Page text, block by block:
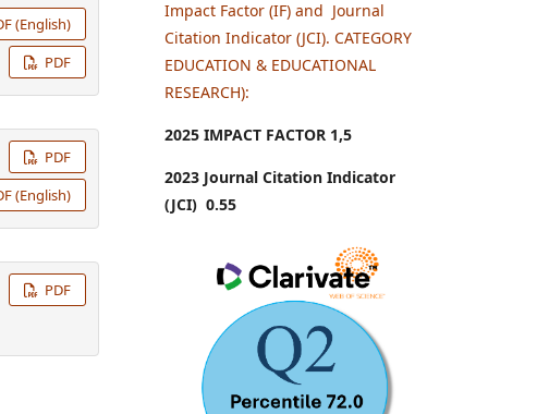
(English)
PDF
PDF
(English)
PDF
Impact Factor (IF) and Journal
Citation Indicator (JCI). CATEGORY
EDUCATION & EDUCATIONAL
RESEARCH):
2025 IMPACT FACTOR 1,5
2023 Journal Citation Indicator
(JCI) 0.55